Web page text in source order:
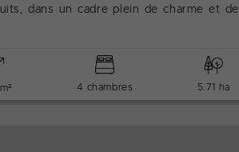
dans un cadre plein de charme et de
4 chambres 5.71 ha